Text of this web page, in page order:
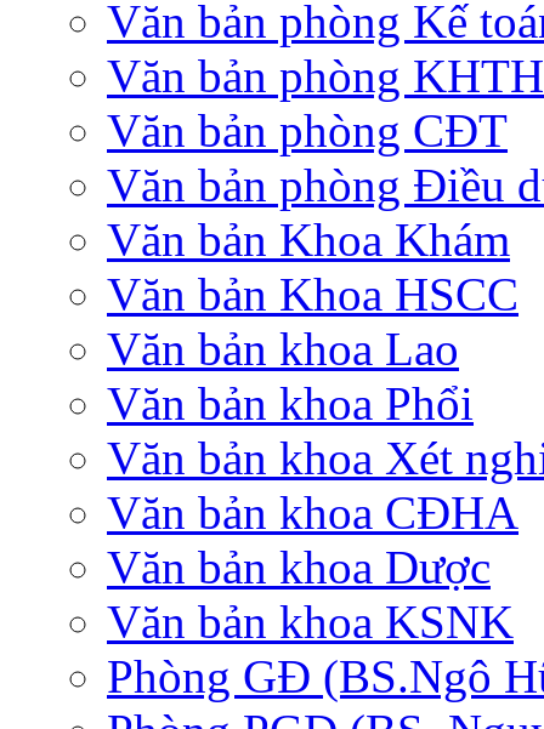
Văn bản phòng Kế
Văn bản phòng KHTH
Văn bản phòng CĐT
Văn bản phòng Điều
Văn bản Khoa Khám
Văn bản Khoa HSCC
Văn bản khoa Lao
Văn bản khoa Phổi
Văn bản khoa Xét
Văn bản khoa CĐHA
Văn bản khoa Dược
Văn bản khoa KSNK
Phòng GĐ (BS.Ngô